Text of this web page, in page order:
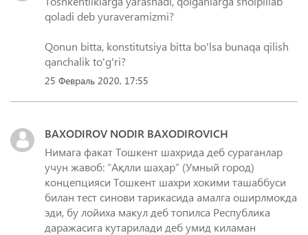
qoladi deb yuraveramizmi?
Qonun bitta, konstitutsiya bitta bo'lsa bunaqa qilish
qanchalik to'g'ri?
25 Февраль 2020, 17:55
BAXODIROV NODIR BAXODIROVICH
Нимага факат Тошкент шахрида деб сураганлар
учун жавоб: “Ақлли шаҳар” (Умный город)
концепцияси Тошкент шахри хокими ташаббуси
билан тест синови тарикасида амалга оширлмокда
эди, бу лойиха макул деб топилса Республика
даражасига кутарилади деб умид киламан